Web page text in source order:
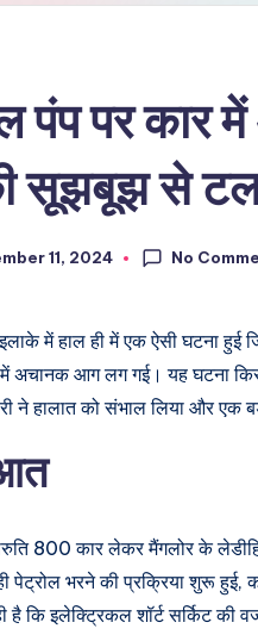
पंप पर
सूझबूझ से
11, 2024 No
में हाल ही में एक ऐसी घटना हुई
अचानक आग लग गई। यह घटना
ने हालात को संभाल लिया और एक
800 कार लेकर मैंगलोर के
पेट्रोल भरने की प्रक्रिया शुरू
है कि इलेक्ट्रिकल शॉर्ट सर्किट